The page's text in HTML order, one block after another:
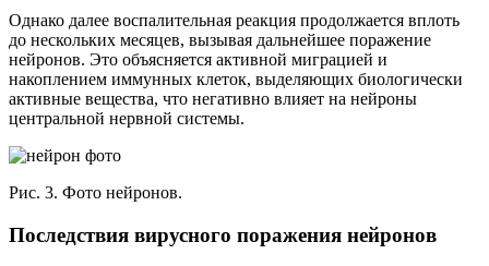
Однако далее воспалительная реакция продолжается вплоть
до нескольких месяцев, вызывая дальнейшее поражение
нейронов. Это объясняется активной миграцией и
накоплением иммунных клеток, выделяющих биологически
активные вещества, что негативно влияет на нейроны
центральной нервной системы.
Рис. 3. Фото нейронов.
Последствия вирусного поражения нейронов